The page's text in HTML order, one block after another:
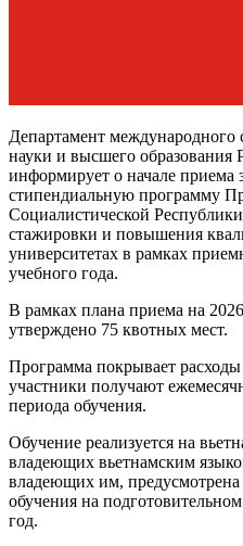
Департамент международного
науки и высшего образования
информирует о начале приема
стипендиальную программу
Социалистической
стажировки и повышения
университетах в рамках
учебного года.
В рамках плана приема на
утверждено 75 квотных мест.
Программа покрывает
участники получают
периода обучения.
Обучение реализуется на
владеющих вьетнамским
владеющих им,
обучения на
год.